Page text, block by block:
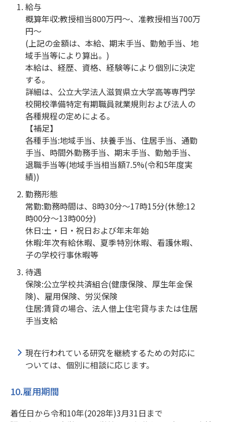
給与
概算年収:教授相当800万円～、准教授相当700万
円～
(上記の金額は、本給、期末手当、勤勉手当、地
域手当等により算出。)
本給は、経歴、資格、経験等により個別に決定
する。
詳細は、公立大学法人滋賀県立大学高等専門学
校開校準備特定有期職員就業規則および法人の
各種規程の定めによる。
【補足】
各種手当:地域手当、扶養手当、住居手当、通勤
手当、時間外勤務手当、期末手当、勤勉手当、
退職手当等(地域手当相当額7.5%(令和5年度実
績))
勤務形態
常勤:勤務時間は、8時30分～17時15分(休憩:12
時00分～13時00分)
休日:土・日・祝日および年末年始
休暇:年次有給休暇、夏季特別休暇、看護休暇、
子の学校行事休暇等
待遇
保険:公立学校共済組合(健康保険、厚生年金保
険)、雇用保険、労災保険
住居:賃貸の場合、法人借上住宅貸与または住居
手当支給
現在行われている研究を継続するための対応に
ついては、個別に相談に応じます。
10.雇用期間
着任日から令和10年(2028年)3月31日まで